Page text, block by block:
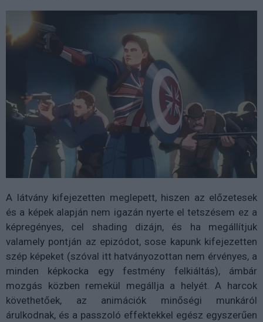
A látvány kifejezetten meglepett, hiszen az előzetesek
és a képek alapján nem igazán nyerte el tetszésem ez a
képregényes, cel shading dizájn, és ha megállítjuk
valamely pontján az epizódot, sose kapunk kifejezetten
szép képeket (szóval itt hatványozottan nem érvényes, a
minden képkocka egy festmény felkiáltás), ámbár
mozgás közben remekül megállja a helyét. A harcok
követhetőek, az animációk minőségi munkáról
árulkodnak, és a passzoló effektekkel egész egyszerűen